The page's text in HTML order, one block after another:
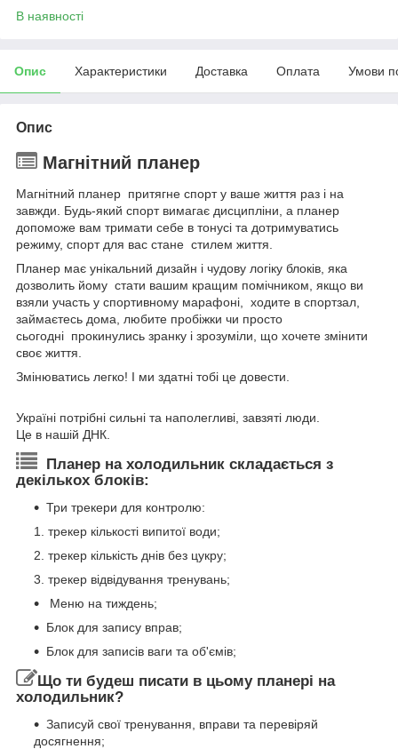
В наявності
Опис Характеристики Доставка Оплата Умови
Опис
Магнітний планер
Магнітний планер притягне спорт у ваше життя раз і на
завжди. Будь-який спорт вимагає дисципліни, а планер
допоможе вам тримати себе в тонусі та дотримуватись
режиму, спорт для вас стане стилем життя.
Планер має унікальний дизайн і чудову логіку блоків, яка
дозволить йому стати вашим кращим помічником, якщо ви
взяли участь у спортивному марафоні, ходите в спортзал,
займаєтесь дома, любите пробіжки чи просто
сьогодні прокинулись зранку і зрозуміли, що хочете змінити
своє життя.
Змінюватись легко! І ми здатні тобі це довести.
Україні потрібні сильні та наполегливі, завзяті люди.
Це в нашій ДНК.
Планер на холодильник складається з
декількох блоків:
Три трекери для контролю:
трекер кількості випитої води;
трекер кількість днів без цукру;
трекер відвідування тренувань;
Меню на тиждень;
Блок для запису вправ;
Блок для записів ваги та об'ємів;
Що ти будеш писати в цьому планері на
холодильник?
Записуй свої тренування, вправи та перевіряй
досягнення;